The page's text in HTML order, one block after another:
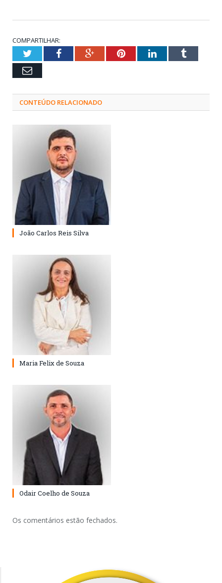
COMPARTILHAR:
TwitterFacebookGoogle+PinterestLinkedInTumblr
Email
CONTEÚDO RELACIONADO
João Carlos Reis Silva
Maria Felix de Souza
Odair Coelho de Souza
Os comentários estão fechados.